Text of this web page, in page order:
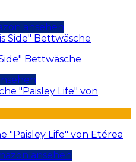
ansehen
Bettwäsche
"Paisley Life" von Etérea
ansehen